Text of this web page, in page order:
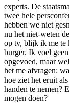
experts. De
twee hele
hebben we niet
nu het niet-weten
op tv, blijk ik me te
burger. Ik voel
opgevoed, maar
het me afvragen:
hoe ziet het eruit
handen te nemen?
mogen doen?